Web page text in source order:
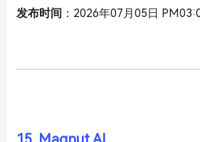
发布时间 ：2026年07月05日